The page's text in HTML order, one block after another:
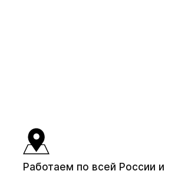
Работаем по всей России и